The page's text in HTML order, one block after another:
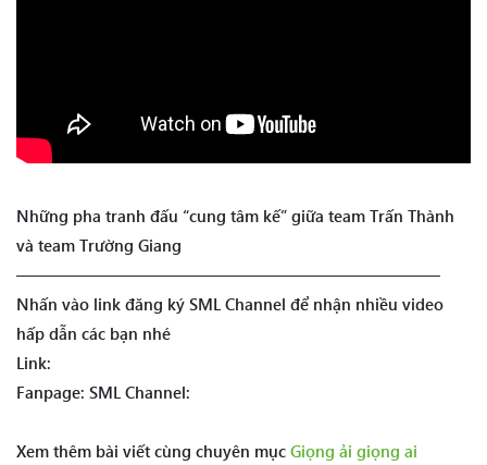
Những pha tranh đấu “cung tâm kế” giữa team Trấn Thành
và team Trường Giang
——————————————————————————
Nhấn vào link đăng ký SML Channel để nhận nhiều video
hấp dẫn các bạn nhé
Link:
Fanpage: SML Channel:
Xem thêm bài viết cùng chuyên mục Giọng ải giọng ai